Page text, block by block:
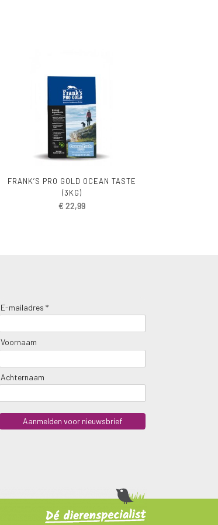
FRANK’S PRO GOLD OCEAN TASTE
(3KG)
€ 22,99
E-mailadres *
Voornaam
Achternaam
Aanmelden voor nieuwsbrief